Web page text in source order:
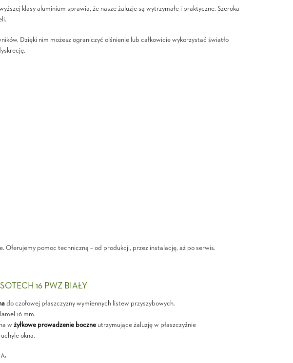
klasy aluminium sprawia, że nasze żaluzje są wytrzymałe i praktyczne. Szeroka
Dzięki nim możesz ograniczyć olśnienie lub całkowicie wykorzystać światło
Oferujemy pomoc techniczną – od produkcji, przez instalację, aż po serwis.
16 PWZ BIAŁY
do czołowej płaszczyzny wymiennych listew przyszybowych.
16 mm.
wżyłkowe prowadzenie boczne utrzymujące żaluzję w płaszczyźnie
okna.